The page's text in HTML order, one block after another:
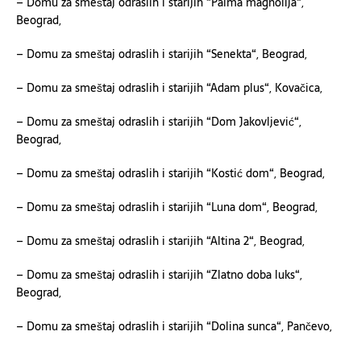
Beograd,
– Domu za smeštaj odraslih i starijih “Senekta“, Beograd,
– Domu za smeštaj odraslih i starijih “Adam plus“, Kovačica,
– Domu za smeštaj odraslih i starijih “Dom Jakovljević“,
Beograd,
– Domu za smeštaj odraslih i starijih “Kostićdom“, Beograd,
– Domu za smeštaj odraslih i starijih “Luna dom“, Beograd,
– Domu za smeštaj odraslih i starijih “Altina 2“, Beograd,
– Domu za smeštaj odraslih i starijih “Zlatno doba luks“,
Beograd,
– Domu za smeštaj odraslih i starijih “Dolina sunca“, Pančevo,